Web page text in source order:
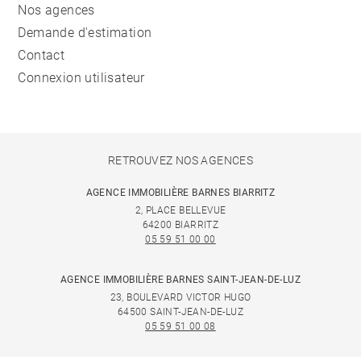
Nos agences
Demande d'estimation
Contact
Connexion utilisateur
RETROUVEZ NOS AGENCES
AGENCE IMMOBILIÈRE BARNES BIARRITZ
2, PLACE BELLEVUE
64200 BIARRITZ
05 59 51 00 00
AGENCE IMMOBILIÈRE BARNES SAINT-JEAN-DE-LUZ
23, BOULEVARD VICTOR HUGO
64500 SAINT-JEAN-DE-LUZ
05 59 51 00 08